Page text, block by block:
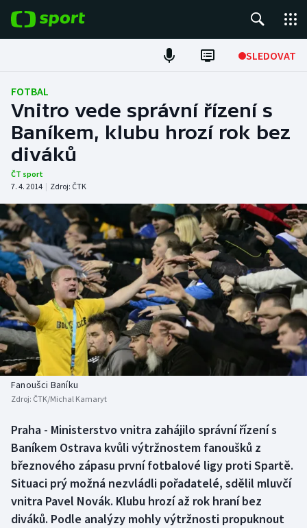
SLEDOVAT
Fotbal
Hokej
Tenis
Atletika
Cyklistika
DALŠÍ SPORTY
Americký fotbal
Baseball a softbal
Basketbal
Biatlon
Box
Curling
Dostihy
NEPŘEHLÉDNĚTE
Soutěže
Historické návraty
Aplikace ČT sport
FOTBAL
Vnitro vede správní řízení s
Baníkem, klubu hrozí rok bez
diváků
ČT sport
7. 4. 2014 | Zdroj: ČTK
Fanoušci Baníku
Zdroj: ČTK/Michal Kamaryt
Praha - Ministerstvo vnitra zahájilo správní řízení s
Baníkem Ostrava kvůli výtržnostem fanoušků z
březnového zápasu první fotbalové ligy proti Spartě.
Situaci prý možná nezvládli pořadatelé, sdělil mluvčí
vnitra Pavel Novák. Klubu hrozí až rok hraní bez
diváků. Podle analýzy mohly výtržnosti propuknout